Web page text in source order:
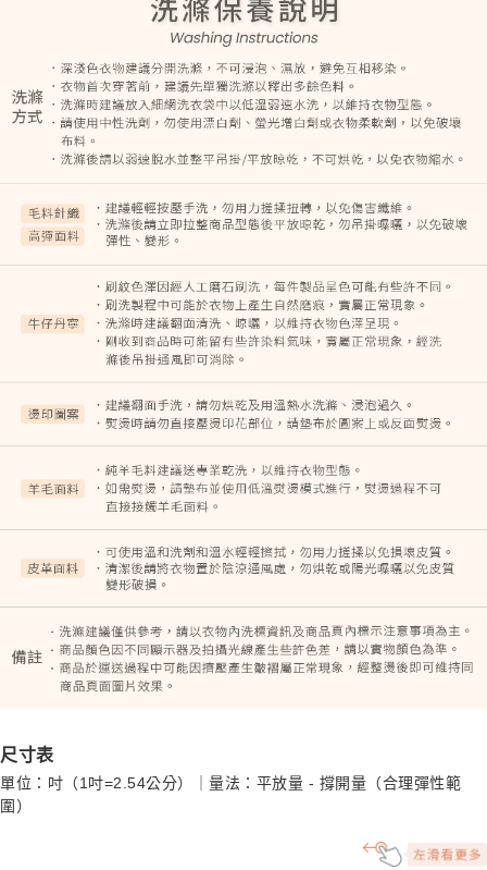
尺寸表
單位：吋（1吋=2.54公分）｜量法：平放量 - 撐開量（合理彈性範
圍）